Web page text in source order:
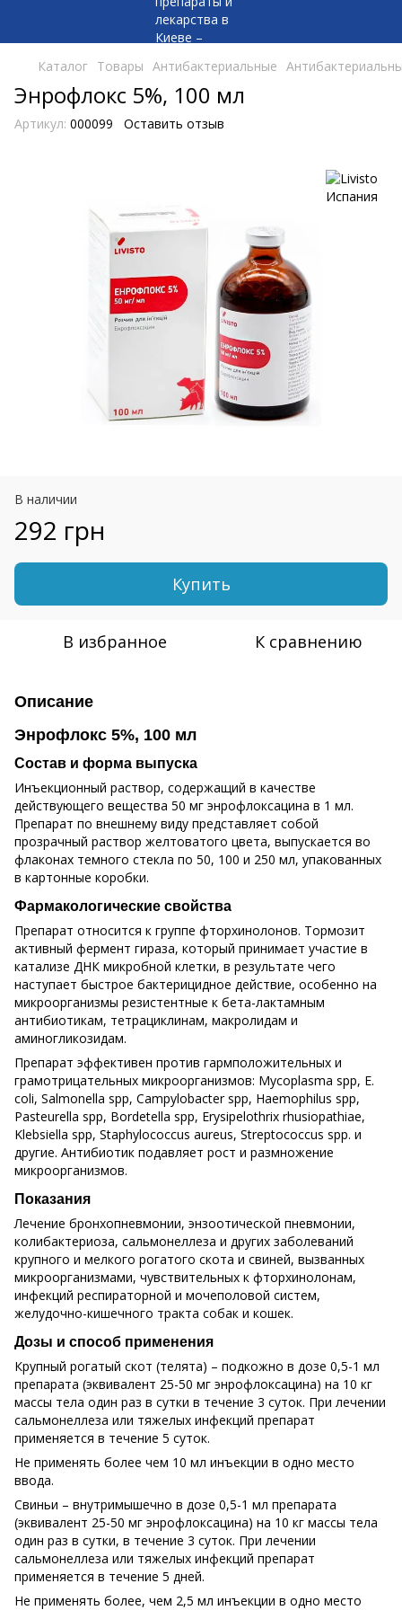
Каталог Товары Антибактериальные
Энрофлокс 5%, 100 мл
Артикул: 000099 Оставить отзыв
В наличии
292 грн
Купить
В избранное К сравнению
Описание
Энрофлокс 5%, 100 мл
Состав и форма выпуска
Инъекционный раствор, содержащий в качестве
действующего вещества 50 мг энрофлоксацина в 1 мл.
Препарат по внешнему виду представляет собой
прозрачный раствор желтоватого цвета, выпускается во
флаконах темного стекла по 50, 100 и 250 мл, упакованных
в картонные коробки.
Фармакологические свойства
Препарат относится к группе фторхинолонов. Тормозит
активный фермент гираза, который принимает участие в
катализе ДНК микробной клетки, в результате чего
наступает быстрое бактерицидное действие, особенно на
микроорганизмы резистентные к бета-лактамным
антибиотикам, тетрациклинам, макролидам и
аминогликозидам.
Препарат эффективен против гармположительных и
грамотрицательных микроорганизмов: Mycoplasma spp, Е.
coli, Salmonella spp, Campylobacter spp, Haemophilus spp,
Pasteurella spp, Bordetella spp, Erysipelothrix rhusiopathiae,
Klebsiella spp, Staphylococcus aureus, Streptococcus spp. и
другие. Антибиотик подавляет рост и размножение
микроорганизмов.
Показания
Лечение бронхопневмонии, энзоотической пневмонии,
колибактериоза, сальмонеллеза и других заболеваний
крупного и мелкого рогатого скота и свиней, вызванных
микроорганизмами, чувствительных к фторхинолонам,
инфекций респираторной и мочеполовой систем,
желудочно-кишечного тракта собак и кошек.
Дозы и способ применения
Крупный рогатый скот (телята) – подкожно в дозе 0,5-1 мл
препарата (эквивалент 25-50 мг энрофлоксацина) на 10 кг
массы тела один раз в сутки в течение 3 суток. При лечении
сальмонеллеза или тяжелых инфекций препарат
применяется в течение 5 суток.
Не применять более чем 10 мл инъекции в одно место
ввода.
Свиньи – внутримышечно в дозе 0,5-1 мл препарата
(эквивалент 25-50 мг энрофлоксацина) на 10 кг массы тела
один раз в сутки, в течение 3 суток. При лечении
сальмонеллеза или тяжелых инфекций препарат
применяется в течение 5 дней.
Не применять более, чем 2,5 мл инъекции в одно место